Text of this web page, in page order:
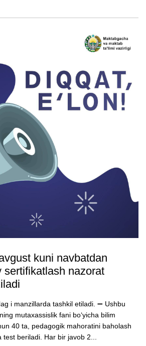
kuni navbatdan
sertifikatlash nazorat
i manzillarda tashkil etiladi. ➖ Ushbu
mutaxassislik fani boʻyicha bilim
40 ta, pedagogik mahoratini baholash
test beriladi. Har bir javob 2...